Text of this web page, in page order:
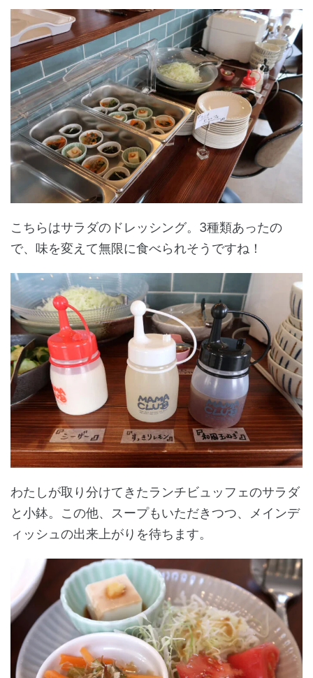
こちらはサラダのドレッシング。3種類あったの
で、味を変えて無限に食べられそうですね！
わたしが取り分けてきたランチビュッフェのサラダ
と小鉢。この他、スープもいただきつつ、メインデ
ィッシュの出来上がりを待ちます。